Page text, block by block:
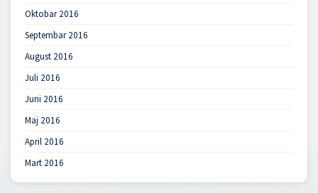
Oktobar 2016
Septembar 2016
August 2016
Juli 2016
Juni 2016
Maj 2016
April 2016
Mart 2016